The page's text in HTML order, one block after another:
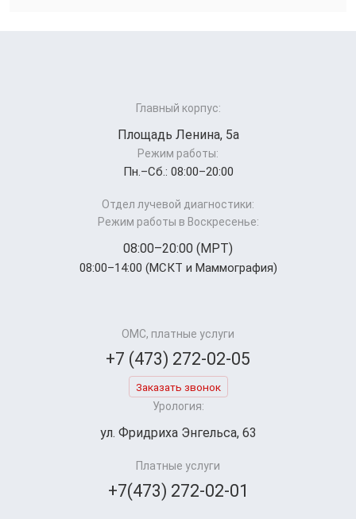
Главный корпус:
Площадь Ленина, 5а
Режим работы:
Пн.–Cб.: 08:00–20:00
Отдел лучевой диагностики:
Режим работы в Воскресенье:
08:00–20:00 (МРТ)
08:00–14:00 (МСКТ и Маммография)
ОМС, платные услуги
+7 (473) 272-02-05
Заказать звонок
Урология:
ул. Фридриха Энгельса, 63
Платные услуги
+7(473) 272-02-01